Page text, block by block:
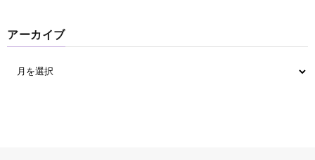
アーカイブ